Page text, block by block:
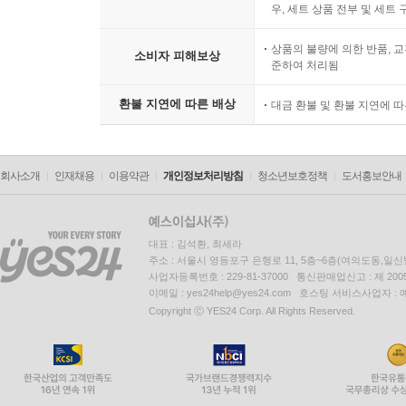
우, 세트 상품 전부 및 세트
소비자 피해보상
상품의 불량에 의한 반품,
준하여 처리됨
환불 지연에 따른 배상 대금 환불 및 환불 지연에
회사소개 인재채용 이용약관 개인정보처리방침 청소년보호정책 도서홍보안내
대표 : 김석환, 최세라
주소 : 서울시 영등포구 은행로 11, 5층~6층(여의도동,일신
사업자등록번호 : 229-81-37000 통신판매업신고 : 제
이메일 : yes24help@yes24.com 호스팅 서비스사업자 :
Copyright ⓒ YES24 Corp. All Rights Reserved.